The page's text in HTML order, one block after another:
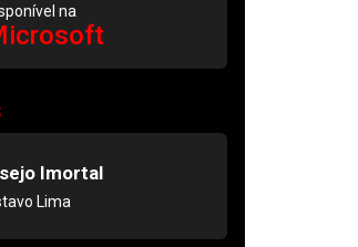
na
Imortal
Lima